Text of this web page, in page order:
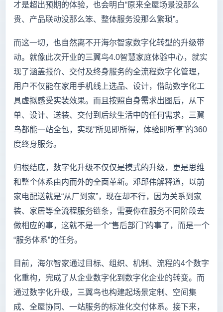
才是超出预期的体验，也会明白“原来全屋场景没那么
贵、产品联动没那么笨、整体服务没那么繁琐”。
而这一切，也自然离不开海尔智家数字化转型的升级带
动。就像此次开业的三翼鸟4.0智慧家庭体验中心，就实
现了涵盖报价、交付及终身服务的全流程数字化管理，
用户不仅能在家用手机线上选品、设计，借助数字化工
具虚拟感受实装效果。而且按照自身需求出图后，从下
单、设计、送装、交付到后续生活中的任何需求，三翼
鸟都能一站全包，实现“所见即所得，体验即所享”的360
度终身服务。
归根结底，数字化升级不仅仅是模式的升级，更是思维
和整个体系由内而外的全面革新。邓邱伟解释道，以前
家电配送就是“从厂到家”，现在却不行，因为关系到家
装、家居等全流程服务链条，需要你在服务不同阶段去
做相应的事，这就不是一个“售后部门”的事了，而是一个
“服务体系”的任务。
目前，海尔智家通过目标、组织、机制、流程的4个数字
化重构，完成了从企业数字化到数字化企业的转变。而
通过数字化升级，三翼鸟也构建起场景定制、空间集
成、全屋协同、一站服务的标准化交付体系。接下来，